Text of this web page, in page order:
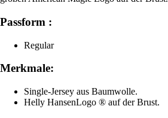
Passform :
Regular
Merkmale:
Single-Jersey aus Baumwolle.
Helly HansenLogo ® auf der Brust.